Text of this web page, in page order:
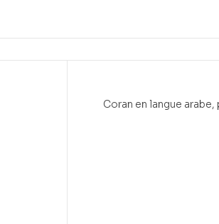
Coran en langue